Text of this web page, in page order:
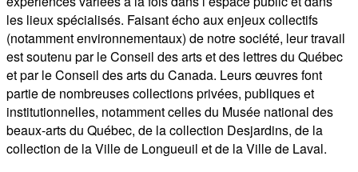
les lieux spécialisés. Faisant écho aux enjeux collectifs
(notamment environnementaux) de notre société, leur travail
est soutenu par le Conseil des arts et des lettres du Québec
et par le Conseil des arts du Canada. Leurs œuvres font
partie de nombreuses collections privées, publiques et
institutionnelles, notamment celles du Musée national des
beaux-arts du Québec, de la collection Desjardins, de la
collection de la Ville de Longueuil et de la Ville de Laval.